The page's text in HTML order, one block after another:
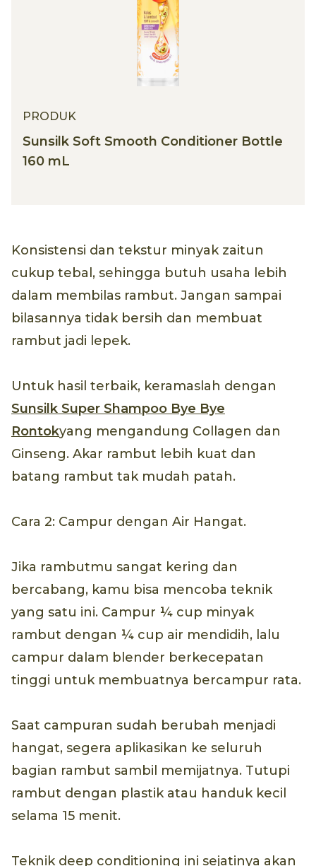
PRODUK
Sunsilk Soft Smooth Conditioner Bottle
160 mL
Konsistensi dan tekstur minyak zaitun
cukup tebal, sehingga butuh usaha lebih
dalam membilas rambut. Jangan sampai
bilasannya tidak bersih dan membuat
rambut jadi lepek.
Untuk hasil terbaik, keramaslah dengan
Sunsilk Super Shampoo Bye Bye
Rontokyang mengandung Collagen dan
Ginseng. Akar rambut lebih kuat dan
batang rambut tak mudah patah.
Cara 2: Campur dengan Air Hangat.
Jika rambutmu sangat kering dan
bercabang, kamu bisa mencoba teknik
yang satu ini. Campur ¼ cup minyak
rambut dengan ¼ cup air mendidih, lalu
campur dalam blender berkecepatan
tinggi untuk membuatnya bercampur rata.
Saat campuran sudah berubah menjadi
hangat, segera aplikasikan ke seluruh
bagian rambut sambil memijatnya. Tutupi
rambut dengan plastik atau handuk kecil
selama 15 menit.
Teknik deep conditioning ini sejatinya akan